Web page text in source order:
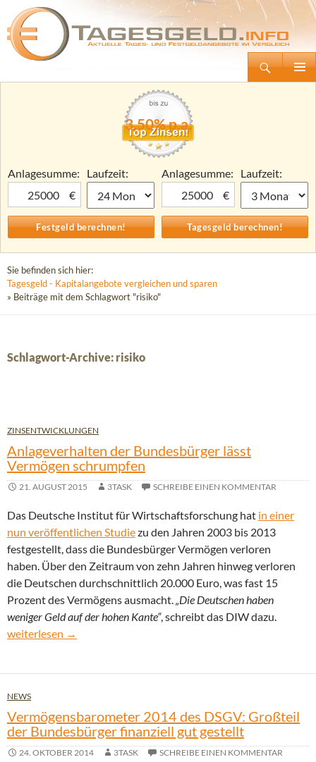
Tagesgeld.info – Tagesgeldkonten vergleichen und Tagesgeld-Zinsen berechnen
Zum
3,50% p.a.
Anlagesumme:
€
Laufzeit:
Anlagesumme:
€
Laufzeit:
Sie befinden sich hier:
Tagesgeld - Kapitalangebote vergleichen und sparen
» Beiträge mit dem Schlagwort "risiko"
Schlagwort-Archive: risiko
ZINSENTWICKLUNGEN
Anlageverhalten der Bundesbürger lässt
Vermögen schrumpfen
21. AUGUST 2015 3TASK SCHREIBE EINEN KOMMENTAR
Das Deutsche Institut für Wirtschaftsforschung hat in einer
nun veröffentlichen Studiezu den Jahren 2003 bis 2013
festgestellt, dass die Bundesbürger Vermögen verloren
haben. Über den Zeitraum von zehn Jahren hinweg verloren
die Deutschen durchschnittlich 20.000 Euro, was fast 15
Prozent des Vermögens ausmacht.„Die Deutschen haben
weniger Geld auf der hohen Kante“, schreibt das DIW dazu.
Anlageverhalten der Bundesbürger lässt Vermögen schrumpfen
weiterlesen →
NEWS
Vermögensbarometer 2014 des DSGV: Großteil
der Bundesbürger finanziell gut gestellt
24. OKTOBER 2014 3TASK SCHREIBE EINEN KOMMENTAR